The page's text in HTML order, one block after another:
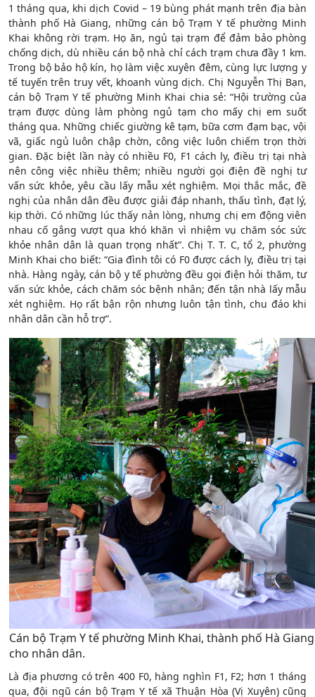
1 tháng qua, khi dịch Covid – 19 bùng phát mạnh trên địa bàn
thành phố Hà Giang, những cán bộ Trạm Y tế phường Minh
Khai không rời trạm. Họ ăn, ngủ tại trạm để đảm bảo phòng
chống dịch, dù nhiều cán bộ nhà chỉ cách trạm chưa đầy 1 km.
Trong bộ bảo hộ kín, họ làm việc xuyên đêm, cùng lực lượng y
tế tuyến trên truy vết, khoanh vùng dịch. Chị Nguyễn Thị Bạn,
cán bộ Trạm Y tế phường Minh Khai chia sẻ: “Hội trường của
trạm được dùng làm phòng ngủ tạm cho mấy chị em suốt
tháng qua. Những chiếc giường kê tạm, bữa cơm đạm bạc, vội
vã, giấc ngủ luôn chập chờn, công việc luôn chiếm trọn thời
gian. Đặc biệt lần này có nhiều F0, F1 cách ly, điều trị tại nhà
nên công việc nhiều thêm; nhiều người gọi điện đề nghị tư
vấn sức khỏe, yêu cầu lấy mẫu xét nghiệm. Mọi thắc mắc, đề
nghị của nhân dân đều được giải đáp nhanh, thấu tình, đạt lý,
kịp thời. Có những lúc thấy nản lòng, nhưng chị em động viên
nhau cố gắng vượt qua khó khăn vì nhiệm vụ chăm sóc sức
khỏe nhân dân là quan trọng nhất”. Chị T. T. C, tổ 2, phường
Minh Khai cho biết: “Gia đình tôi có F0 được cách ly, điều trị tại
nhà. Hàng ngày, cán bộ y tế phường đều gọi điện hỏi thăm, tư
vấn sức khỏe, cách chăm sóc bệnh nhân; đến tận nhà lấy mẫu
xét nghiệm. Họ rất bận rộn nhưng luôn tận tình, chu đáo khi
nhân dân cần hỗ trợ”.
Cán bộ Trạm Y tế phường Minh Khai, thành phố Hà
cho nhân dân.
Là địa phương có trên 400 F0, hàng nghìn F1, F2; hơn 1 tháng
qua, đội ngũ cán bộ Trạm Y tế xã Thuận Hòa (Vị Xuyên) cũng